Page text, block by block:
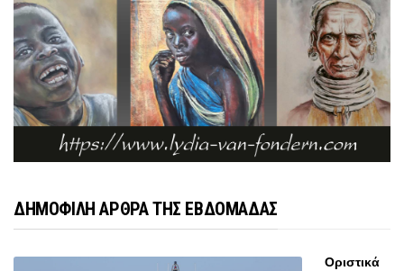
ΔΗΜΟΦΙΛΗ ΑΡΘΡΑ ΤΗΣ ΕΒΔΟΜΑΔΑΣ
Οριστικά